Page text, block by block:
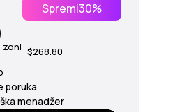
Spremi30%
zoni $268.80
poruka
menadžer